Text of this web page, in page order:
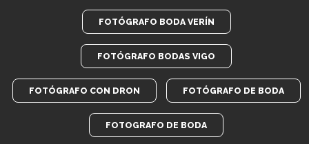
FOTÓGRAFO BODA VERÍN
FOTÓGRAFO BODAS VIGO
FOTÓGRAFO CON DRON FOTÓGRAFO DE BODA
FOTOGRAFO DE BODA